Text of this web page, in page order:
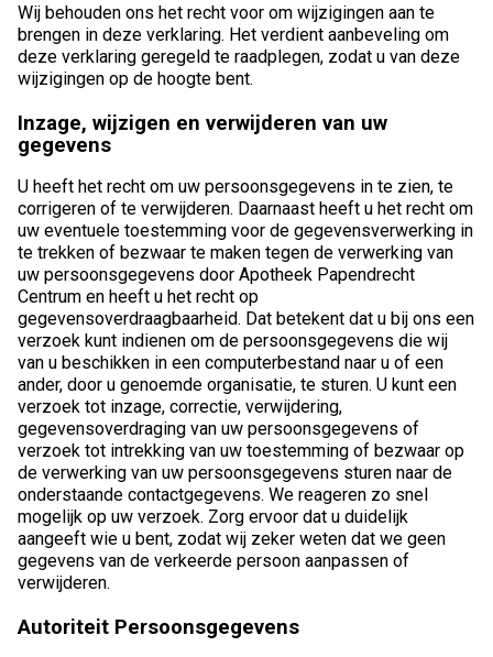
Wij behouden ons het recht voor om wijzigingen aan te
brengen in deze verklaring. Het verdient aanbeveling om
deze verklaring geregeld te raadplegen, zodat u van deze
wijzigingen op de hoogte bent.
Inzage, wijzigen en verwijderen van uw
gegevens
U heeft het recht om uw persoonsgegevens in te zien, te
corrigeren of te verwijderen. Daarnaast heeft u het recht om
uw eventuele toestemming voor de gegevensverwerking in
te trekken of bezwaar te maken tegen de verwerking van
uw persoonsgegevens door Apotheek Papendrecht
Centrum en heeft u het recht op
gegevensoverdraagbaarheid. Dat betekent dat u bij ons een
verzoek kunt indienen om de persoonsgegevens die wij
van u beschikken in een computerbestand naar u of een
ander, door u genoemde organisatie, te sturen. U kunt een
verzoek tot inzage, correctie, verwijdering,
gegevensoverdraging van uw persoonsgegevens of
verzoek tot intrekking van uw toestemming of bezwaar op
de verwerking van uw persoonsgegevens sturen naar de
onderstaande contactgegevens. We reageren zo snel
mogelijk op uw verzoek. Zorg ervoor dat u duidelijk
aangeeft wie u bent, zodat wij zeker weten dat we geen
gegevens van de verkeerde persoon aanpassen of
verwijderen.
Autoriteit Persoonsgegevens